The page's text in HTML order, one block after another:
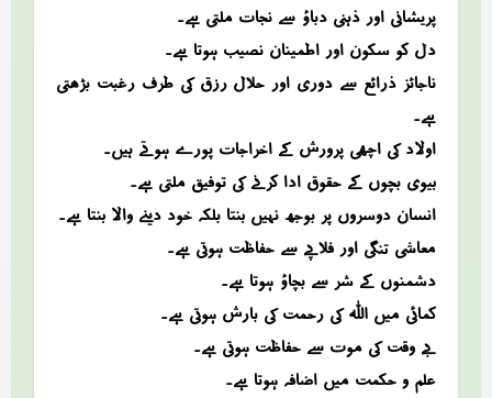
پریشانی اور ذہنی دباؤ سے نجات ملتی ہے۔
دل کو سکون اور اطمینان نصیب ہوتا ہے۔
ناجائز ذرائع سے دوری اور حلال رزق کی طرف رغبت بڑھتی
ہے۔
اولاد کی اچھی پرورش کے اخراجات پورے ہوتے ہیں۔
بیوی بچوں کے حقوق ادا کرنے کی توفیق ملتی ہے۔
انسان دوسروں پر بوجھ نہیں بنتا بلکہ خود دینے والا بنتا ہے۔
معاشی تنگی اور فلاپے سے حفاظت ہوتی ہے۔
دشمنوں کے شر سے بچاؤ ہوتا ہے۔
کمائی میں اللہ کی رحمت کی بارش ہوتی ہے۔
بے وقت کی موت سے حفاظت ہوتی ہے۔
علم و حکمت میں اضافہ ہوتا ہے۔